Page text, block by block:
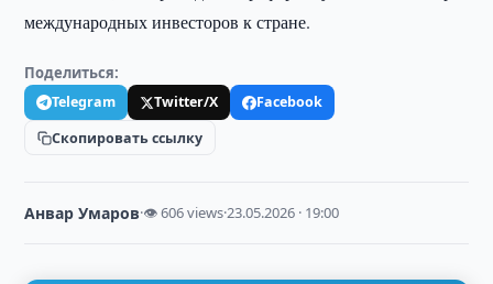
международных инвесторов к стране.
Поделиться:
Telegram Twitter/X
Facebook
Скопировать ссылку
Анвар Умаров·👁 606 views·23.05.2026 · 19:00